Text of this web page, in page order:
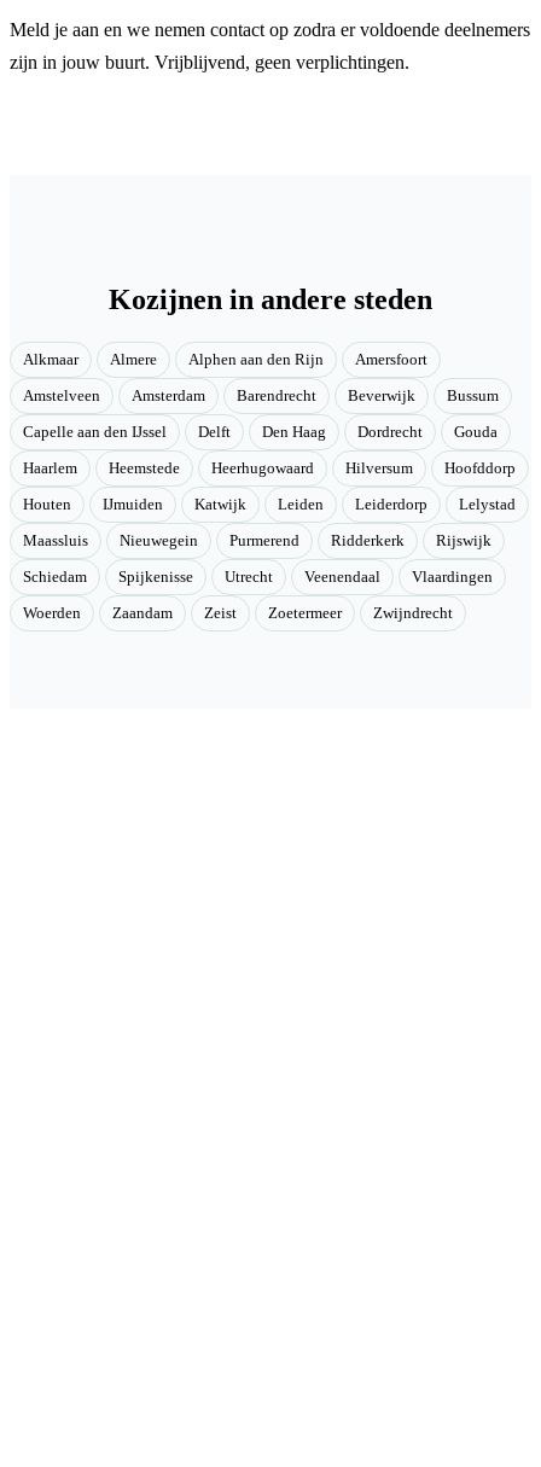
Meld je aan en we nemen contact op zodra er voldoende deelnemers
zijn in jouw buurt. Vrijblijvend, geen verplichtingen.
Kozijnen in andere steden
Alkmaar Almere Alphen aan den Rijn Amersfoort
Amstelveen Amsterdam Barendrecht Beverwijk Bussum
Capelle aan den IJssel Delft Den Haag Dordrecht Gouda
Haarlem Heemstede Heerhugowaard Hilversum Hoofddorp
Houten IJmuiden Katwijk Leiden Leiderdorp Lelystad
Maassluis Nieuwegein Purmerend Ridderkerk Rijswijk
Schiedam Spijkenisse Utrecht Veenendaal Vlaardingen
Woerden Zaandam Zeist Zoetermeer Zwijndrecht